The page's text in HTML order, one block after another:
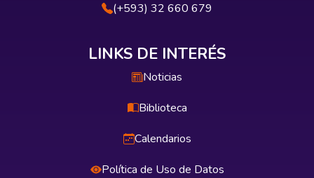
(+593) 32 660 679
LINKS DE INTERÉS
Noticias
Biblioteca
Calendarios
Política de Uso de Datos